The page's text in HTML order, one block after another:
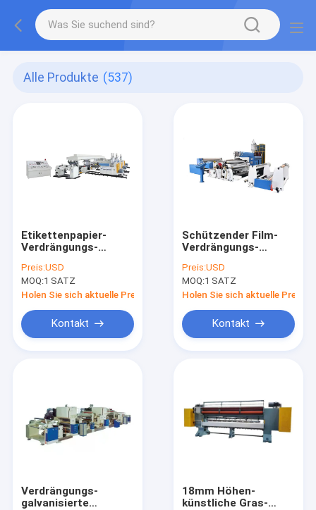
Alle Produkte (537)
Etikettenpapier-
Verdrängungs-
Laminierungs-Linie
1700mm Freigabe-
Zwischenlage
Preis:USD
MOQ:1 SATZ
Holen Sie sich aktuelle Preis
Kontakt
Schützender Film-
Verdrängungs-
Laminierungs-Linie,
die 250m/Minute
2300mm
vorgalvanisiert
Preis:USD
MOQ:1 SATZ
Holen Sie sich aktuelle Preis
Kontakt
Verdrängungs-
galvanisierte
18mm Höhen-
künstliche Gras-